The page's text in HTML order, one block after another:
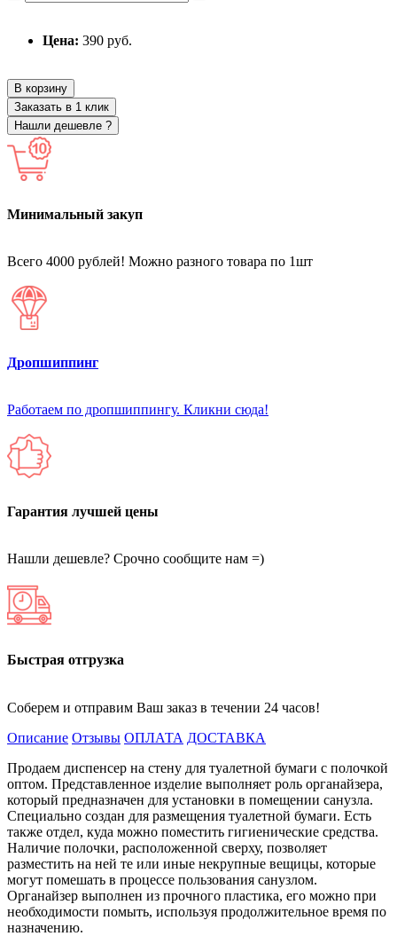
Цена: 390 руб.
В корзину
Заказать в 1 клик
Нашли дешевле ?
Минимальный закуп
Всего 4000 рублей! Можно разного товара по 1шт
Дропшиппинг
Работаем по дропшиппингу. Кликни сюда!
Гарантия лучшей цены
Нашли дешевле? Срочно сообщите нам =)
Быстрая отгрузка
Соберем и отправим Ваш заказ в течении 24 часов!
Описание Отзывы ОПЛАТА ДОСТАВКА
Продаем диспенсер на стену для туалетной бумаги с полочкой
оптом. Представленное изделие выполняет роль органайзера,
который предназначен для установки в помещении санузла.
Специально создан для размещения туалетной бумаги. Есть
также отдел, куда можно поместить гигиенические средства.
Наличие полочки, расположенной сверху, позволяет
разместить на ней те или иные некрупные вещицы, которые
могут помешать в процессе пользования санузлом.
Органайзер выполнен из прочного пластика, его можно при
необходимости помыть, используя продолжительное время по
назначению.